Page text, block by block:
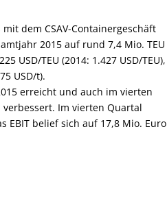
dem CSAV-Containergeschäft
2015 auf rund 7,4 Mio. TEU
USD/TEU (2014: 1.427 USD/TEU),
USD/t).
erreicht und auch im vierten
Im vierten Quartal
EBIT belief sich auf 17,8 Mio. Euro